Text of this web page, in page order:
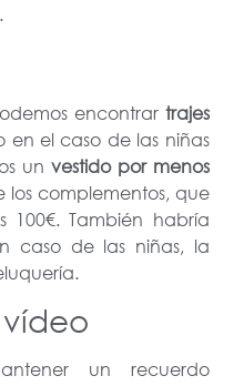
encontrar trajes
en el caso de las niñas
un vestido por menos
los complementos, que
100€. También habría
caso de las niñas, la
un recuerdo